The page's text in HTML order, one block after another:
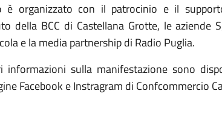
è organizzato con il patrocinio e il
della BCC di Castellana Grotte, le aziende
e la media partnership di Radio Puglia.
informazioni sulla manifestazione sono
Facebook e Instragram di Confcommercio